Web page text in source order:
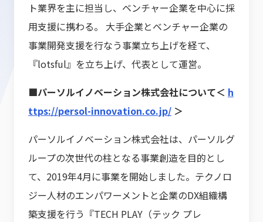
ト業界を主に担当し、ベンチャー企業を中心に採
用支援に携わる。 大手企業とベンチャー企業の
事業開発支援を行なう事業立ち上げを経て、
『lotsful』を立ち上げ、代表として運営。
■パーソルイノベーション株式会社について＜ h
ttps://persol-innovation.co.jp/ ＞
パーソルイノベーション株式会社は、パーソルグ
ループの次世代の柱となる事業創造を目的とし
て、2019年4月に事業を開始しました。テクノロ
ジー人材のエンパワーメントと企業のDX組織構
築支援を行う『TECH PLAY（テック プレ